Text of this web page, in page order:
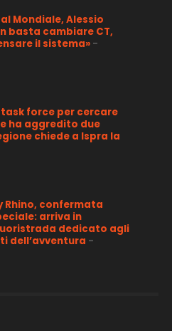
Mondiale, Alessio
basta cambiare CT,
il sistema» -
force per cercare
ha aggredito due
chiede a Ispra la
Rhino, confermata
arriva in
dedicato agli
dell’avventura -